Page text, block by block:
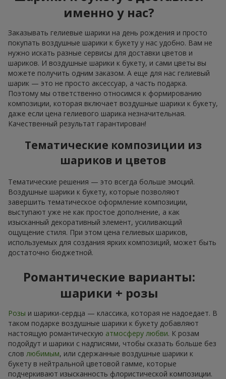
именно у нас?
Заказывать гелиевые шарики на день рождения и просто
покупать воздушные шарики к букету у нас удобно. Вам не
нужно искать разные сервисы для доставки цветов и
шариков. И воздушные шарики к букету, и сами цветы вы
можете получить одним заказом. А еще для нас гелиевый
шарик — это не просто аксессуар, а часть подарка.
Поэтому мы ответственно относимся к формированию
композиции, которая включает воздушные шарики к букету,
даже если цена гелиевого шарика незначительная.
Качественный результат гарантирован!
Тематические композиции из
шариков и цветов
Тематические решения — это всегда больше эмоций.
Воздушные шарики к букету, которые позволяют
завершить тематическое оформление композиции,
выступают уже не как простое дополнение, а как
изысканный декоративный элемент, усиливающий
ощущение стиля. При этом цена гелиевых шариков,
используемых для создания ярких композиций, может быть
достаточно бюджетной.
Романтические варианты:
шарики + розы
Розы и шарики-сердца — классика, которая не надоедает. В
таком подарке воздушные шарики к букету добавляют
настоящую романтическую атмосферу любви. К розам
подойдут и шарики с надписями, чтобы сказать больше без
слов любимым, или сдержанные воздушные шарики к
букету в нейтральной цветовой гамме, которые
подчеркивают изысканность флористической композиции.